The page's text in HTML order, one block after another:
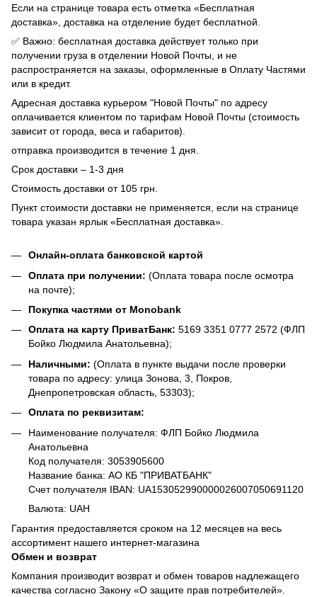
Если на странице товара есть отметка «Бесплатная
доставка», доставка на отделение будет бесплатной.
✅ Важно: бесплатная доставка действует только при
получении груза в отделении Новой Почты, и не
распространяется на заказы, оформленные в Оплату Частями
или в кредит.
Адресная доставка курьером "Новой Почты" по адресу
оплачивается клиентом по тарифам Новой Почты (стоимость
зависит от города, веса и габаритов).
отправка производится в течение 1 дня.
Срок доставки – 1-3 дня
Стоимость доставки от 105 грн.
Пункт стоимости доставки не применяется, если на странице
товара указан ярлык «Бесплатная доставка».
Онлайн-оплата банковской картой
Оплата при получении: (Оплата товара после осмотра
на почте);
Покупка частями от Monobank
Оплата на карту ПриватБанк: 5169 3351 0777 2572 (ФЛП
Бойко Людмила Анатольевна);
Наличными: (Оплата в пункте выдачи после проверки
товара по адресу: улица Зонова, 3, Покров,
Днепропетровская область, 53303);
Оплата по реквизитам:
Наименование получателя: ФЛП Бойко Людмила
Анатольевна
Код получателя: 3053905600
Название банка: АО КБ "ПРИВАТБАНК"
Счет получателя IBAN: UA153052990000026007050691120
Валюта: UAH
Гарантия предоставляется сроком на 12 месяцев на весь
ассортимент нашего интернет-магазина
Обмен и возврат
Компания производит возврат и обмен товаров надлежащего
качества согласно Закону «О защите прав потребителей».